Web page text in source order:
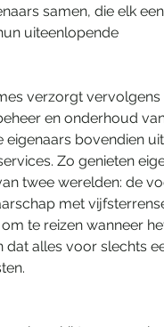
samen, die elk
uiteenlopende
verzorgt vervolgens
en onderhoud
eigenaars bovendien
Zo genieten
twee werelden: de
met
te reizen wanneer
dat alles voor slechts